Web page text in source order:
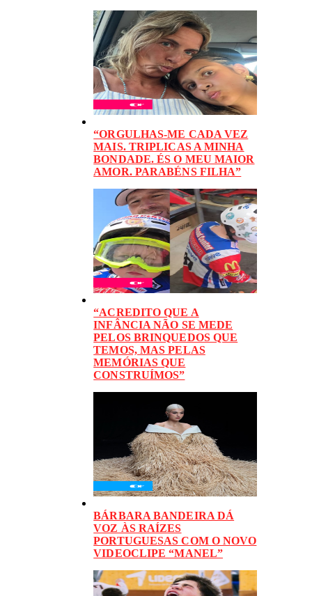
“ORGULHAS-ME CADA VEZ
MAIS. TRIPLICAS A MINHA
BONDADE. ÉS O MEU MAIOR
AMOR. PARABÉNS FILHA”
“ACREDITO QUE A
INFÂNCIA NÃO SE MEDE
PELOS BRINQUEDOS QUE
TEMOS, MAS PELAS
MEMÓRIAS QUE
CONSTRUÍMOS”
BÁRBARA BANDEIRA DÁ
VOZ ÀS RAÍZES
PORTUGUESAS COM O NOVO
VIDEOCLIPE “MANEL”